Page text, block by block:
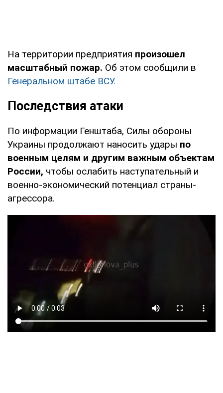
На территории предприятия произошел
масштабный пожар. Об этом сообщили в
Генеральном штабе ВСУ.
Последствия атаки
По информации Генштаба, Силы обороны
Украины продолжают наносить удары по
военным целям и другим важным объектам
России, чтобы ослабить наступательный и
военно-экономический потенциал страны-
агрессора.